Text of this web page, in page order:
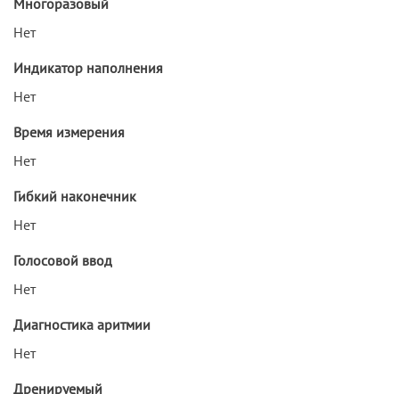
Нет
Индикатор наполнения
Нет
Время измерения
Нет
Гибкий наконечник
Нет
Голосовой ввод
Нет
Диагностика аритмии
Нет
Дренируемый